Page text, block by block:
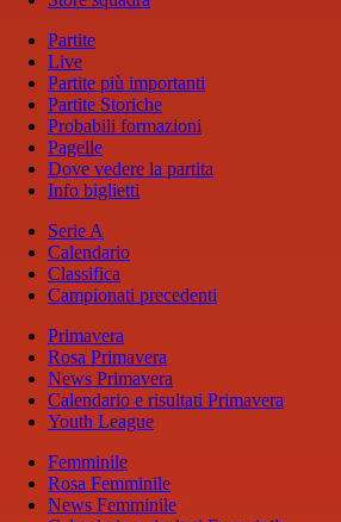
Partite
Live
Partite più importanti
Partite Storiche
Probabili formazioni
Pagelle
Dove vedere la partita
Info biglietti
Serie A
Calendario
Classifica
Campionati precedenti
Primavera
Rosa Primavera
News Primavera
Calendario e risultati Primavera
Youth League
Femminile
Rosa Femminile
News Femminile